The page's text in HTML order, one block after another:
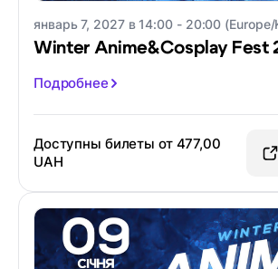
январь 7, 2027 в 14:00 - 20:00 (Europe/
Winter Anime&Cosplay Fest
Подробнее
Доступны билеты от 477,00
UAH